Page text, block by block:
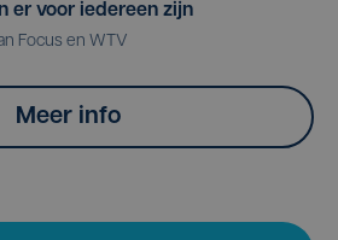
er voor iedereen zijn
Focus en WTV
Meer info